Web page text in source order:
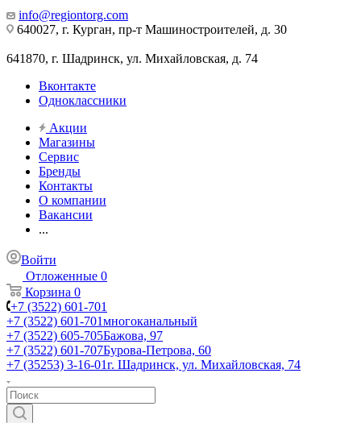
info@regiontorg.com
640027, г. Курган, пр-т Машиностроителей, д. 30
641870, г. Шадринск, ул. Михайловская, д. 74
Вконтакте
Одноклассники
Акции
Магазины
Сервис
Бренды
Контакты
О компании
Вакансии
...
Войти
Отложенные 0
Корзина 0
+7 (3522) 601-701
+7 (3522) 601-701многоканальный
+7 (3522) 605-705Бажова, 97
+7 (3522) 601-707Бурова-Петрова, 60
+7 (35253) 3-16-01г. Шадринск, ул. Михайловская, 74